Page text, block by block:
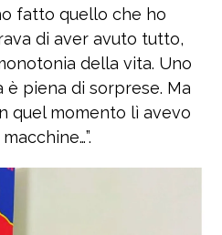
fatto quello che ho
di aver avuto tutto,
della vita. Uno
piena di sorprese. Ma
quel momento lì avevo